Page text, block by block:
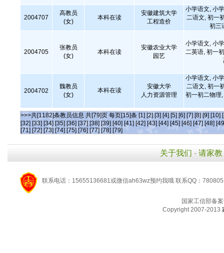
2004707
高教员
(女)
本科在读
安徽建筑大学
工程造价
小学语文, 小
二语文, 初一
初三
2004705
张教员
(女)
本科在读
安徽农业大学
园艺
小学语文, 小
二英语, 初一
2004702
魏教员
(女)
本科在读
安徽大学
人力资源管理
小学语文, 小
二语文, 初一
初一初二物理
>>>共[1182]条教员信息 共[79]页 每页[15]条 [1] [2] [3] [4] [5] [6] [7] [8] [9] [10]
[32] [33] [34] [35] [36] [37] [38] [39] [40] [41] [42] [43] [44] [45] [46] [47] [48]
[71] [72] [73] [74] [75] [76] [77] [78] [79]
关于我们 - 请家教
联系电话：15655136681或微信ah63wz预约我哦 联系QQ：
国家工信部备
Copyright 2007-2013